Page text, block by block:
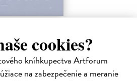
cookies?
kníhkupectva Artforum
na zabezpečenie a meranie
Shakespearovho dramatického diela